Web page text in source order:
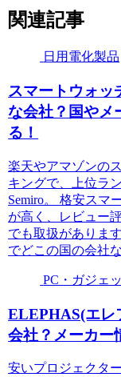
関連記事
日用電化製品
スマートウォッ
な会社？国やメ
る！
楽天やアマゾンの
キングで、上位ラ
Semiro。 格安スマ
が高く、レビュー
でも取扱がありま
でどこの国の会社
PC・ガジェ
ELEPHAS(エレ
会社？メーカー
安いプロジェクタ